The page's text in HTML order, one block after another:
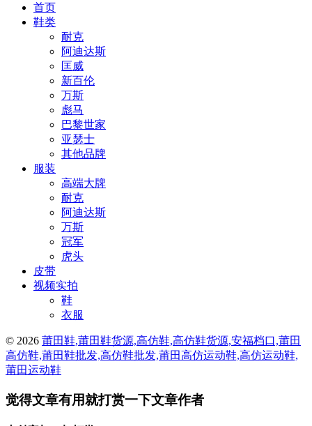
首页
鞋类
耐克
阿迪达斯
匡威
新百伦
万斯
彪马
巴黎世家
亚瑟士
其他品牌
服装
高端大牌
耐克
阿迪达斯
万斯
冠军
虎头
皮带
视频实拍
鞋
衣服
© 2026 莆田鞋,莆田鞋货源,高仿鞋,高仿鞋货源,安福档口,莆田
高仿鞋,莆田鞋批发,高仿鞋批发,莆田高仿运动鞋,高仿运动鞋,
莆田运动鞋
觉得文章有用就打赏一下文章作者